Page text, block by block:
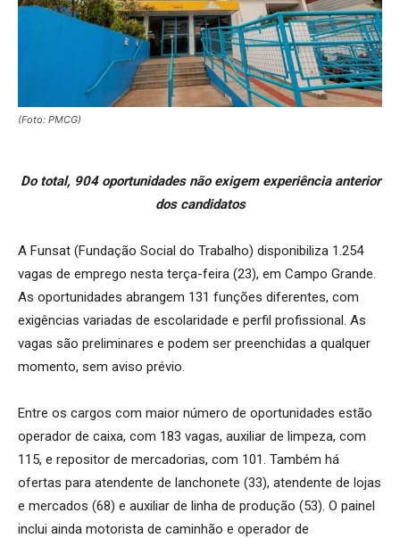
(Foto: PMCG)
Do total, 904 oportunidades não exigem experiência anterior
dos candidatos
A Funsat (Fundação Social do Trabalho) disponibiliza 1.254
vagas de emprego nesta terça-feira (23), em Campo Grande.
As oportunidades abrangem 131 funções diferentes, com
exigências variadas de escolaridade e perfil profissional. As
vagas são preliminares e podem ser preenchidas a qualquer
momento, sem aviso prévio.
Entre os cargos com maior número de oportunidades estão
operador de caixa, com 183 vagas, auxiliar de limpeza, com
115, e repositor de mercadorias, com 101. Também há
ofertas para atendente de lanchonete (33), atendente de lojas
e mercados (68) e auxiliar de linha de produção (53). O painel
inclui ainda motorista de caminhão e operador de